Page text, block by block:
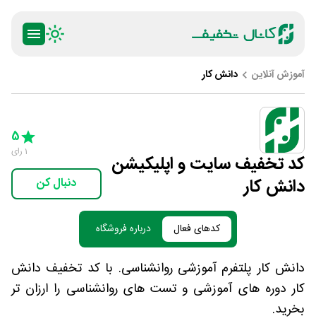
آموزش آنلاین دانش کار
کد تخفیف سایت و اپلیکیشن
دانش کار
5 Stars
5
1 رای
دنبال کن
کدهای فعال درباره فروشگاه
دانش کار پلتفرم آموزشی روانشناسی. با کد تخفیف دانش
کار دوره های آموزشی و تست های روانشناسی را ارزان تر
بخرید.